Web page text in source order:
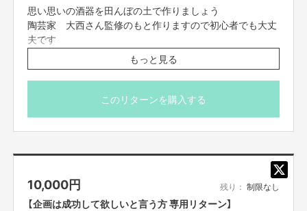
思い思いの酒器を田んぼの土で作りましょう
陶芸家 大西さん監修のもと作りますので初心者でも大丈
夫です
スケジュール
2月8日土曜日
10時 梅田プラザモータープール出発
14時 出発
丹文窯 tanbungama.com
もっと見る
このリターンを購入する
10,000円 残り： 制限なし
【企画は成功して欲しいと言う方 専用リターン】